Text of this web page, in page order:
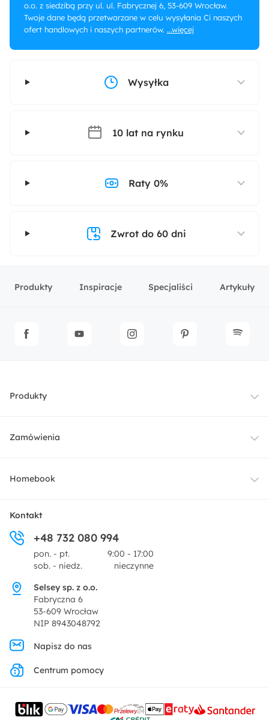
o.o. z siedzibą przy ul. ul. Fabrycznej 6, 53-609 Wrocław.
Twoje dane będą przetwarzane w celu wysyłania Ci naszych
ofert handlowych i naszych partnerów. ...więcej
Wysyłka
10 lat na rynku
Raty 0%
Zwrot do 60 dni
Produkty Inspiracje Specjaliści Artykuły
Produkty
Meble
Dekoracje i akcesoria
Promocje
Zamówienia
Dostawa
Zwroty
Pytania i odpowiedzi
Homebook
O nas
Centrum prasowe
Regulamin
Polityka prywatności
Ustawienia prywatności
Kontakt
Kontakt
+48 732 080 994
pon. - pt.
9:00 - 17:00
sob. - niedz.
nieczynne
Selsey sp. z o.o.
Fabryczna 6
53-609 Wrocław
NIP 8943048792
Napisz do nas
Centrum pomocy